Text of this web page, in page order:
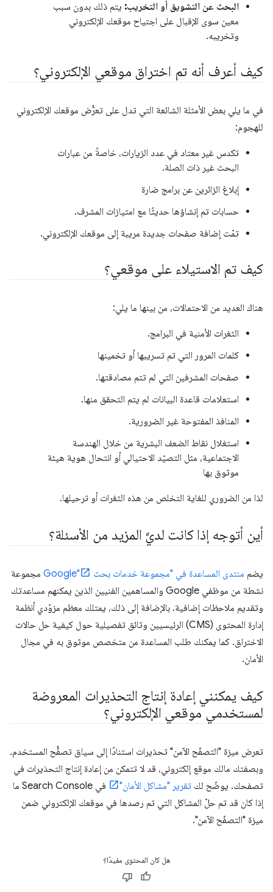
البحث عن التشويق أو التخريب: يتم ذلك بدون سبب
معين سوى الإقبال على اجتياح موقعك الإلكتروني
وتخريبه.
كيف أعرف أنه تم اختراق موقعي الإلكتروني؟
في ما يلي بعض الأمثلة الشائعة التي تدل على تعرُّض موقعك الإلكتروني
للهجوم:
تكدس غير معتاد في عدد الزيارات، خاصةً من عبارات
البحث غير ذات الصلة.
إبلاغ الزائرين عن برامج ضارة
حسابات تم إنشاؤها حديثًا مع امتيازات المشرف.
تمّت إضافة صفحات جديدة مريبة إلى موقعك الإلكتروني.
كيف تم الاستيلاء على موقعي؟
هناك العديد من الاحتمالات، من بينها ما يلي:
الثغرات الأمنية في البرامج.
كلمات المرور التي تم تسريبها أو تخمينها
صفحات المشرفين التي لم تتم مصادقتها.
استعلامات قاعدة البيانات لم يتم التحقق منها.
المنافذ المفتوحة غير الضرورية.
استغلال نقاط الضعف البشرية من خلال الهندسة
الاجتماعية، مثل التصيّد الاحتيالي أو انتحال هوية هيئة
موثوق بها
لذا من الضروري للغاية التخلص من هذه الثغرات أو ترحيلها.
أين أتوجه إذا كانت لديَّ المزيد من الأسئلة؟
يضم منتدى المساعدة في "مجموعة خدمات بحث Google"
مجموعة
نشطة من موظفي Google والمساهمين الفنيين الذين يمكنهم مساعدتك
وتقديم ملاحظات إضافية. بالإضافة إلى ذلك، يمتلك معظم مزوّدي أنظمة
إدارة المحتوى (CMS) الرئيسيين وثائق تفصيلية حول كيفية حل حالات
الاختراق. كما يمكنك طلب المساعدة من متخصص موثوق به في مجال
الأمان.
كيف يمكنني إعادة إنتاج التحذيرات المعروضة
لمستخدمي موقعي الإلكتروني؟
تعرض ميزة "التصفّح الآمن" تحذيرات استنادًا إلى سياق تصفُّح المستخدم.
وبصفتك مالك موقع إلكتروني، قد لا تتمكن من إعادة إنتاج التحذيرات في
تصفحك. يوضّح لك تقرير "مشاكل الأمان"
في Search Console ما
إذا كان قد تم حلّ المشاكل التي تم رصدها في موقعك الإلكتروني ضمن
ميزة "التصفّح الآمن".
هل كان المحتوى مفيدًا؟